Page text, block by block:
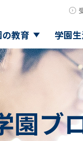
教育 学園
園ブ